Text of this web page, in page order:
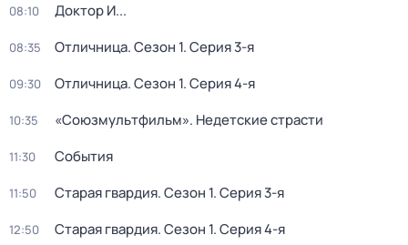
08:10 Доктор И...
08:35 Отличница. Сезон 1. Серия 3-я
09:30 Отличница. Сезон 1. Серия 4-я
10:35 «Союзмультфильм». Недетские страсти
11:30 События
11:50 Старая гвардия. Сезон 1. Серия 3-я
12:50 Старая гвардия. Сезон 1. Серия 4-я